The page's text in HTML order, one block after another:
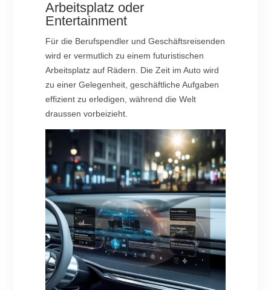
Arbeitsplatz oder
Entertainment
Für die Berufspendler und Geschäftsreisenden
wird er vermutlich zu einem futuristischen
Arbeitsplatz auf Rädern. Die Zeit im Auto wird
zu einer Gelegenheit, geschäftliche Aufgaben
effizient zu erledigen, während die Welt
draussen vorbeizieht.